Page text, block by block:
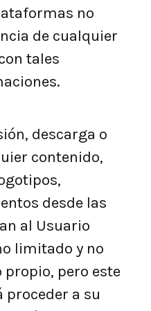
no
de cualquier
tales
descarga o
contenido,
desde las
al Usuario
limitado y no
propio, pero este
proceder a su